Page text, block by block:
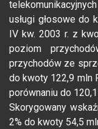
usługi głosowe do
IV kw. 2003 r. z
poziom
przychodów ze
do kwoty 122,9 mln
porównaniu do
Skorygowany
2% do kwoty 54,5